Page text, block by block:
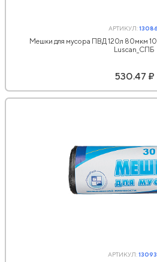
АРТИКУЛ:
Мешки для мусора ПВД 120л 80мкм
Luscan_СПБ
530.47 ₽
АРТИКУЛ: